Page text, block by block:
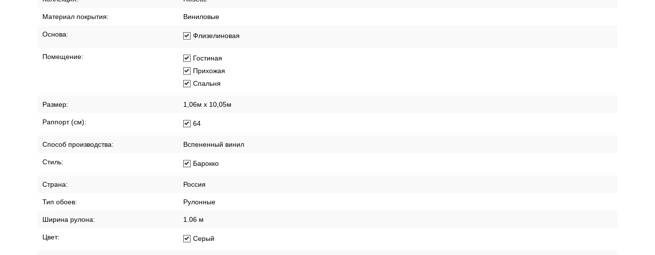
Материал покрытия: Виниловые
Основа: Флизелиновая
Помещение:
Гостиная
Прихожая
Спальня
Размер: 1,06м х 10,05м
Раппорт (см): 64
Способ производства: Вспененный винил
Стиль: Барокко
Страна: Россия
Тип обоев: Рулонные
Ширина рулона: 1.06 м
Цвет: Серый